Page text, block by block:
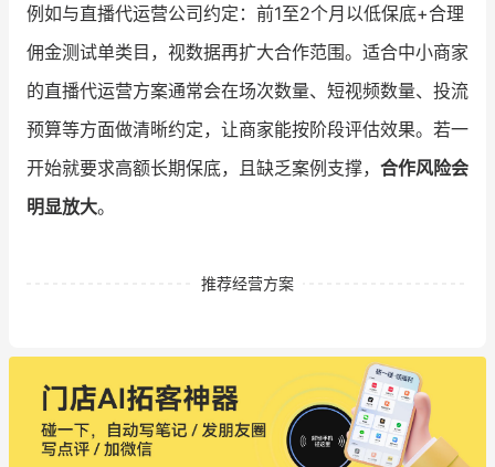
例如与直播代运营公司约定：前1至2个月以低保底+合理
佣金测试单类目，视数据再扩大合作范围。适合中小商家
的直播代运营方案通常会在场次数量、短视频数量、投流
预算等方面做清晰约定，让商家能按阶段评估效果。若一
开始就要求高额长期保底，且缺乏案例支撑， 合作风险会
明显放大。
推荐经营方案